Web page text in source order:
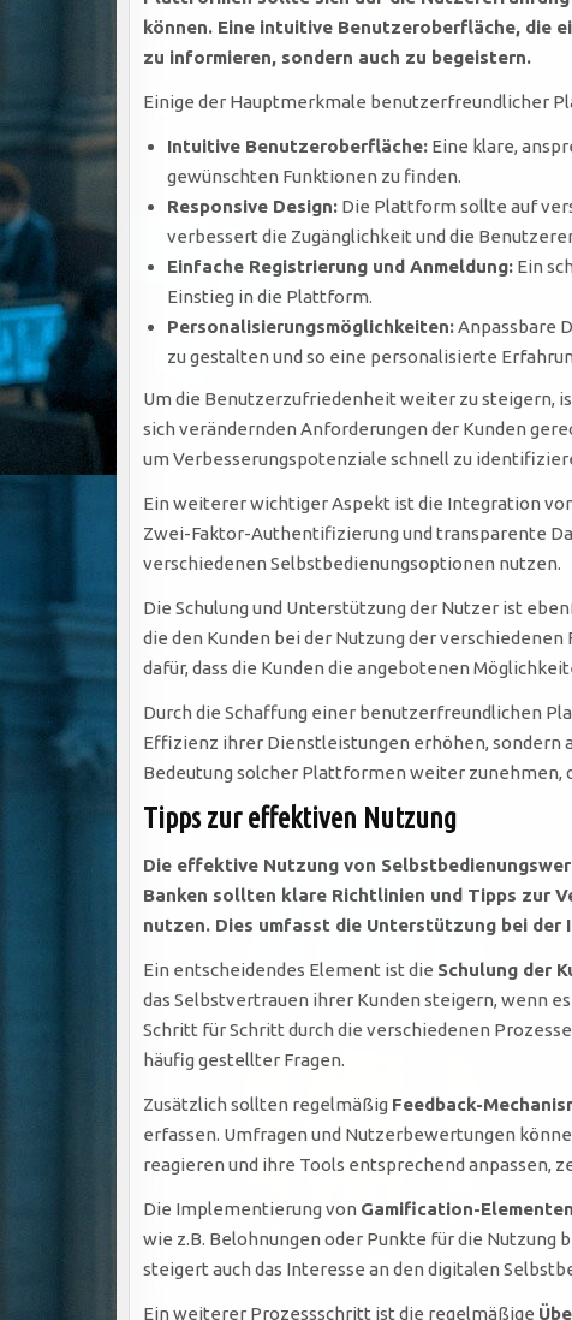
können. Eine intuitive Benutzeroberfläche, die
zu informieren, sondern auch zu begeistern.
Einige der Hauptmerkmale benutzerfreundlicher
Intuitive Benutzeroberfläche: Eine klare,
gewünschten Funktionen zu finden.
Responsive Design: Die Plattform sollte auf
verbessert die Zugänglichkeit und die
Einfache Registrierung und Anmeldung: Ein
Einstieg in die Plattform.
Personalisierungsmöglichkeiten:Anpassbare
zu gestalten und so eine personalisierte
Um die Benutzerzufriedenheit weiter zu steigern,
sich verändernden Anforderungen der Kunden
um Verbesserungspotenziale schnell zu
Ein weiterer wichtiger Aspekt ist die Integration
Zwei-Faktor-Authentifizierung und transparente
verschiedenen Selbstbedienungsoptionen nutzen.
Die Schulung und Unterstützung der Nutzer ist
die den Kunden bei der Nutzung der
dafür, dass die Kunden die angebotenen
Durch die Schaffung einer benutzerfreundlichen
Effizienz ihrer Dienstleistungen erhöhen, sondern
Bedeutung solcher Plattformen weiter
Tipps zur effektiven Nutzung
Die effektive Nutzung von
Banken sollten klare Richtlinien und Tipps zur
nutzen. Dies umfasst die Unterstützung bei
Ein entscheidendes Element ist die Schulung der
das Selbstvertrauen ihrer Kunden steigern, wenn
Schritt für Schritt durch die verschiedenen
häufig gestellter Fragen.
Zusätzlich sollten regelmäßig Feedback-
erfassen. Umfragen und Nutzerbewertungen
reagieren und ihre Tools entsprechend anpassen,
Die Implementierung von Gamification-Elementen
wie z.B. Belohnungen oder Punkte für die
steigert auch das Interesse an den digitalen
Ein weiterer Prozessschritt ist die regelmäßige